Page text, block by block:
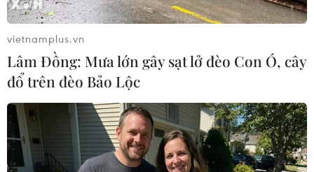
không thể bị trục xuấtdo đang chờ xét xử tại các
tòa án địa phương./.
vietnamplus.vn
Lâm Đồng: Mưa lớn gây sạt lở đèo Con Ó, cây
đổ trên đèo Bảo Lộc